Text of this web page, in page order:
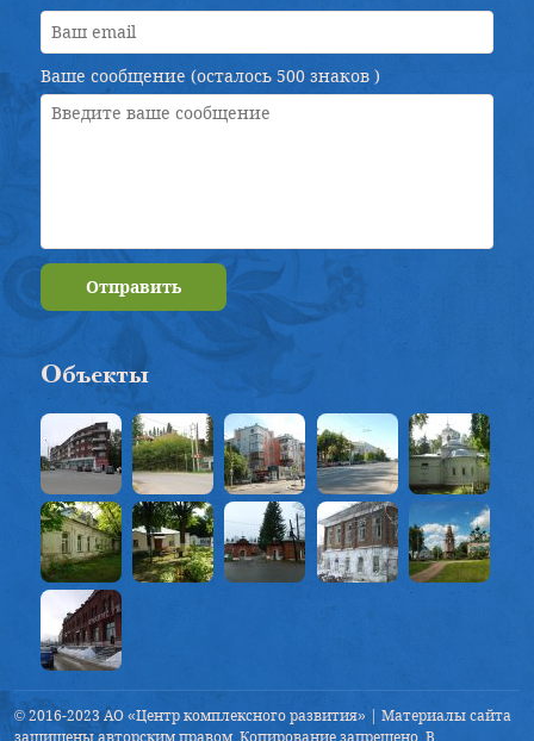
Ваше сообщение (осталось 500 знаков )
Отправить
Объекты
© 2016-2023 АО «Центр комплексного развития» | Материалы сайта
защищены авторским правом. Копирование запрещено. В